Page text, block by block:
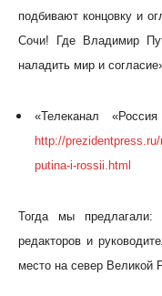
подбивают концовку и
Сочи! Где Владимир
наладить мир и
«Телеканал
http://
putina-i-rossii.html
Тогда мы
редакторов и
место на север Великой